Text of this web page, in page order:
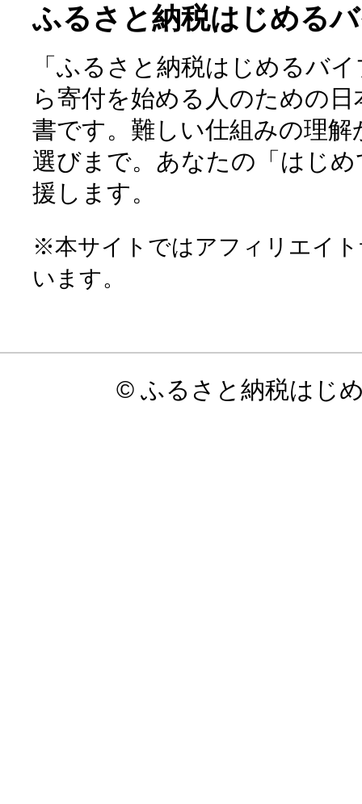
ふるさと納税はじめる
「ふるさと納税はじめるバ
ら寄付を始める人のための
書です。難しい仕組みの理
選びまで。あなたの「はじ
援します。
※本サイトではアフィリエイ
います。
© ふるさと納税はじ